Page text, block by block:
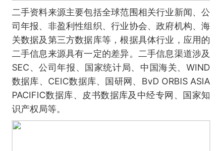
二手资料来源主要包括全球范围相关行业新闻、公
司年报、非盈利性组织、行业协会、政府机构、海
关数据及第三方数据库等，根据具体行业，应用的
二手信息来源具有一定的差异。二手信息渠道涉及
SEC、公司年报、国家统计局、中国海关、WIND
数据库、CEIC数据库、国研网、BvD ORBIS ASIA
PACIFIC数据库、皮书数据库及中经专网、国家知
识产权局等。